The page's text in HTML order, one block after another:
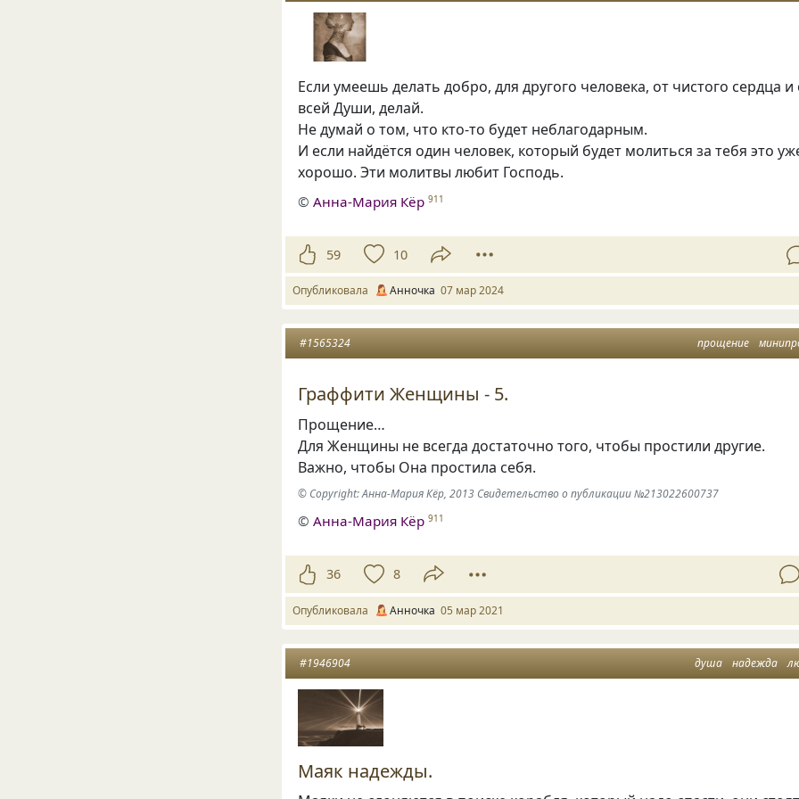
Если умеешь делать добро, для другого человека, от чистого сердца и
всей Души, делай.
Не думай о том, что кто-то будет неблагодарным.
И если найдётся один человек, который будет молиться за тебя это
хорошо. Эти молитвы любит Господь.
©Анна-Мария Кёр 911
59 10
Опубликовала Анночка 07 мар 2024
прощение
#1565324
Граффити Женщины - 5.
Прощение…
Для Женщины не всегда достаточно того, чтобы простили другие.
Важно, чтобы Она простила себя.
© Copyright: Анна-Мария Кёр, 2013 Свидетельство о публикации №213022600737
©Анна-Мария Кёр 911
36 8
Опубликовала Анночка 05 мар 2021
душа надежда
#1946904
Маяк надежды.